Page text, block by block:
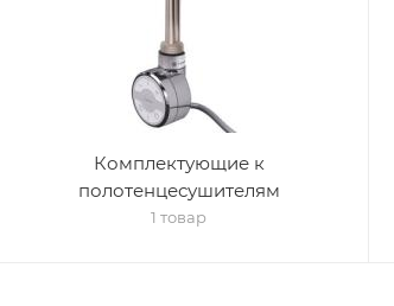
Комплектующие к
полотенцесушителям
1 товар